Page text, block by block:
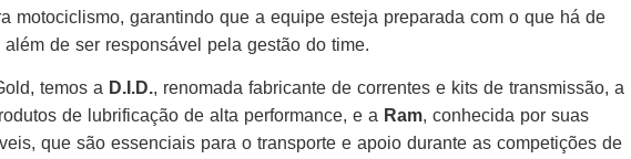
motociclismo, garantindo que a equipe esteja preparada com o que há de
de ser responsável pela gestão do time.
temos a D.I.D., renomada fabricante de correntes e kits de transmissão, a
de lubrificação de alta performance, e a Ram, conhecida por suas
que são essenciais para o transporte e apoio durante as competições de